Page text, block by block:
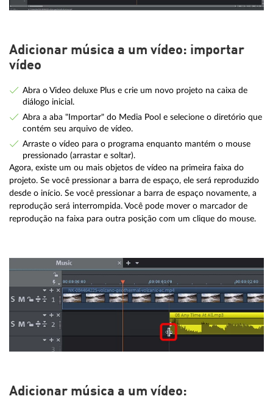
Adicionar música a um vídeo: importar
vídeo
Abra o Video deluxe Plus e crie um novo projeto na caixa de
diálogo inicial.
Abra a aba "Importar" do Media Pool e selecione o diretório que
contém seu arquivo de vídeo.
Arraste o vídeo para o programa enquanto mantém o mouse
pressionado (arrastar e soltar).
Agora, existe um ou mais objetos de vídeo na primeira faixa do
projeto. Se você pressionar a barra de espaço, ele será reproduzido
desde o início. Se você pressionar a barra de espaço novamente, a
reprodução será interrompida. Você pode mover o marcador de
reprodução na faixa para outra posição com um clique do mouse.
Adicionar música a um vídeo: